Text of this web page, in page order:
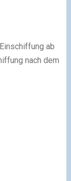
ab
nach dem